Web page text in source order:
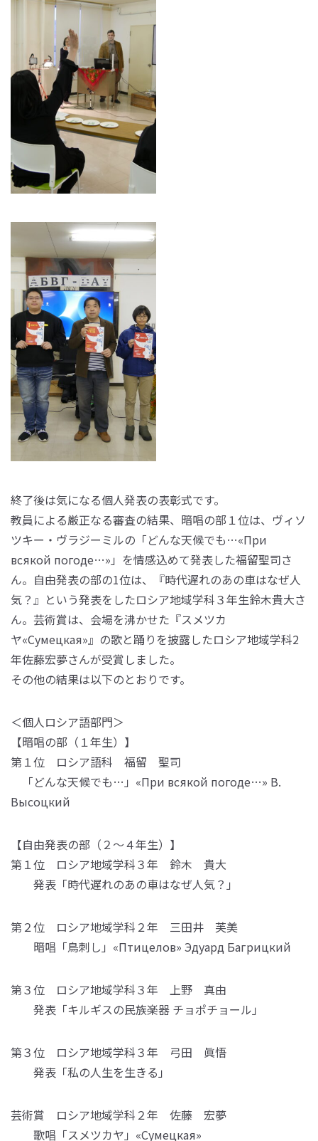
終了後は気になる個人発表の表彰式です。
教員による厳正なる審査の結果、暗唱の部１位は、ヴィソ
ツキー・ヴラジーミルの「どんな天候でも…«При
всякой погоде…»」を情感込めて発表した福留聖司さ
ん。自由発表の部の1位は、『時代遅れのあの車はなぜ人
気？』という発表をしたロシア地域学科３年生鈴木貴大さ
ん。芸術賞は、会場を沸かせた『スメツカ
ヤ«Сумецкая»』の歌と踊りを披露したロシア地域学科2
年佐藤宏夢さんが受賞しました。
その他の結果は以下のとおりです。
＜個人ロシア語部門＞
【暗唱の部（１年生）】
第１位 ロシア語科 福留 聖司
「どんな天候でも…」«При всякой погоде…» В.
Высоцкий
【自由発表の部（２～４年生）】
第１位 ロシア地域学科３年 鈴木 貴大
発表「時代遅れのあの車はなぜ人気？」
第２位 ロシア地域学科２年 三田井 芙美
暗唱「鳥刺し」«Птицелов» Эдуард Багрицкий
第３位 ロシア地域学科３年 上野 真由
発表「キルギスの民族楽器 チョポチョール」
第３位 ロシア地域学科３年 弓田 眞悟
発表「私の人生を生きる」
芸術賞 ロシア地域学科２年 佐藤 宏夢
歌唱「スメツカヤ」«Сумецкая»